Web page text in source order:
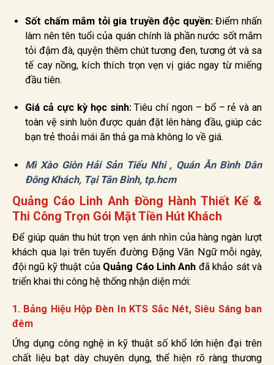
Sốt chấm mắm tỏi gia truyền độc quyền:Điểm nhấn
làm nên tên tuổi của quán chính là phần nước sốt mắm
tỏi đậm đà, quyện thêm chút tương đen, tương ớt và sa
tế cay nồng, kích thích trọn vẹn vị giác ngay từ miếng
đầu tiên.
Giá cả cực kỳ học sinh:Tiêu chí ngon – bổ – rẻ và an
toàn vệ sinh luôn được quán đặt lên hàng đầu, giúp các
bạn trẻ thoải mái ăn thả ga mà không lo về giá.
Mì Xào Giòn Hải Sản Tiểu Nhi , Quán Ăn Bình Dân
Đông Khách, Tại Tân Bình, tp.hcm
Quảng Cáo Linh Anh Đồng Hành Thiết Kế &
Thi Công Trọn Gói Mặt Tiền Hút Khách
Để giúp quán thu hút trọn vẹn ánh nhìn của hàng ngàn lượt
khách qua lại trên tuyến đường Đặng Văn Ngữ mỗi ngày,
đội ngũ kỹ thuật của Quảng Cáo Linh Anh đã khảo sát và
triển khai thi công hệ thống nhận diện mới:
1. Bảng Hiệu Hộp Đèn In KTS Sắc Nét, Siêu Sáng ban
đêm
Ứng dụng công nghệ in kỹ thuật số khổ lớn hiện đại trên
chất liệu bạt dày chuyên dụng, thể hiện rõ ràng thương